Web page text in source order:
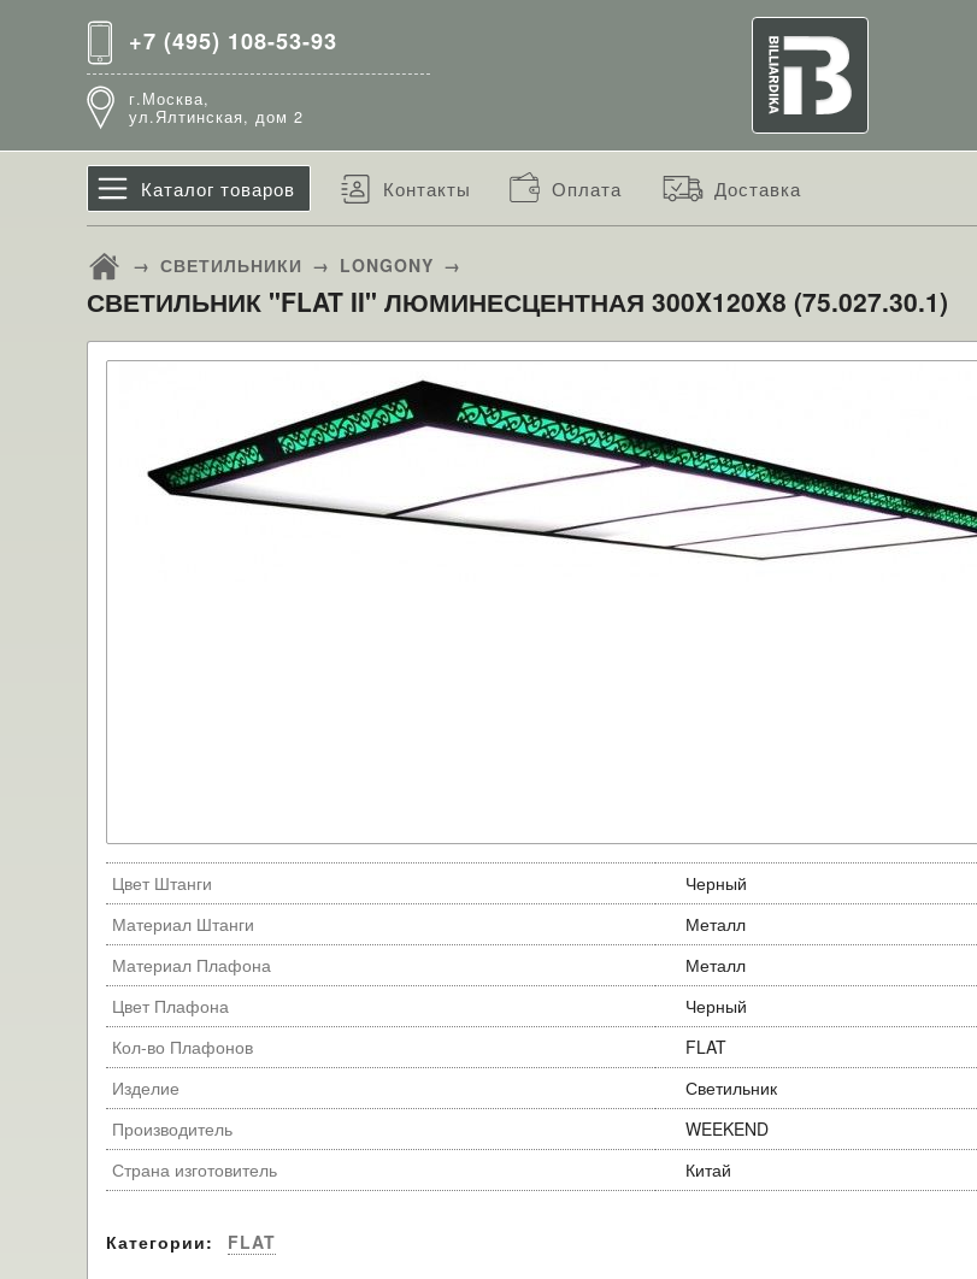
+7 (495) 108-53-93
г.Москва,
ул.Ялтинская, дом 2
Каталог товаров Контакты Оплата Доставка
→ СВЕТИЛЬНИКИ → LONGONY →
СВЕТИЛЬНИК "FLAT II" ЛЮМИНЕСЦЕНТНАЯ 300X120X8 (75.027.30.1)
Цвет Штанги
Черный
Материал Штанги
Металл
Материал Плафона
Металл
Цвет Плафона
Черный
Кол-во Плафонов
FLAT
Изделие
Светильник
Производитель
WEEKEND
Страна изготовитель
Китай
Категории: FLAT